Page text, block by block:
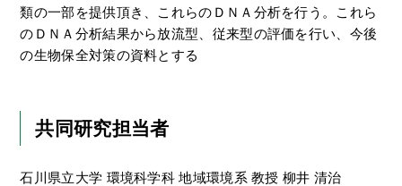
類の一部を提供頂き、これらのＤＮＡ分析を行う。これら
のＤＮＡ分析結果から放流型、従来型の評価を行い、今後
の生物保全対策の資料とする
共同研究担当者
石川県立大学 環境科学科 地域環境系 教授 柳井 清治